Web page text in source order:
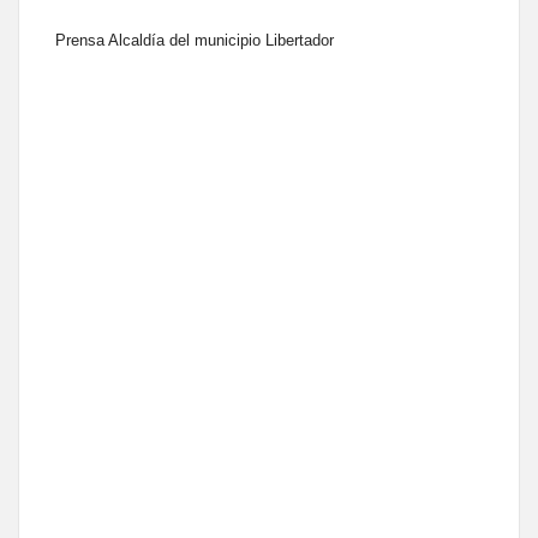
Prensa Alcaldía del municipio Libertador